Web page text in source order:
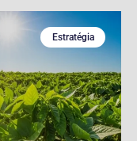
Estratégia